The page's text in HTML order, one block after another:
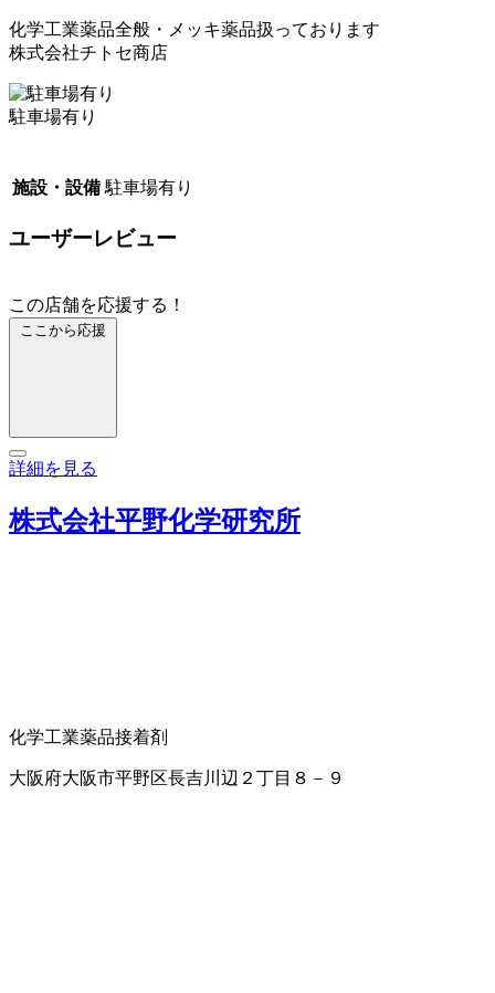
化学工業薬品全般・メッキ薬品扱っております
株式会社チトセ商店
駐車場有り
施設・設備 駐車場有り
ユーザーレビュー
この店舗を応援する！
ここから応援
詳細を見る
株式会社平野化学研究所
化学工業薬品接着剤
大阪府大阪市平野区長吉川辺２丁目８－９